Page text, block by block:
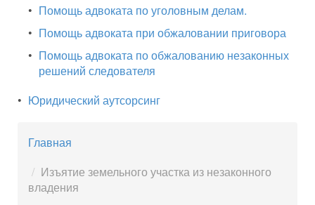
• Помощь адвоката по уголовным делам.
• Помощь адвоката при обжаловании приговора
• Помощь адвоката по обжалованию незаконных
решений следователя
• Юридический аутсорсинг
Главная
Изъятие земельного участка из незаконного
владения